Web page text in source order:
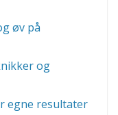
øv på
og
egne resultater